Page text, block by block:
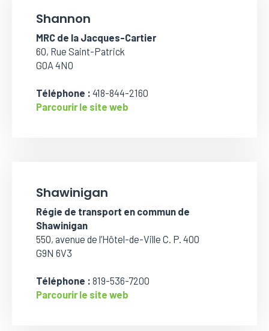
Shannon
MRC de la Jacques-Cartier
60, Rue Saint-Patrick
G0A 4N0
Téléphone : 418-844-2160
Parcourir le site web
Shawinigan
Régie de transport en commun de
Shawinigan
550, avenue de l’Hôtel-de-Ville C. P. 400
G9N 6V3
Téléphone : 819-536-7200
Parcourir le site web